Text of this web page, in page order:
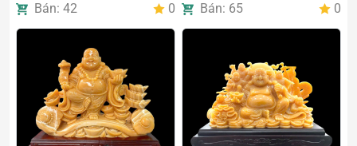
Bán: 42
0
Bán: 65
0